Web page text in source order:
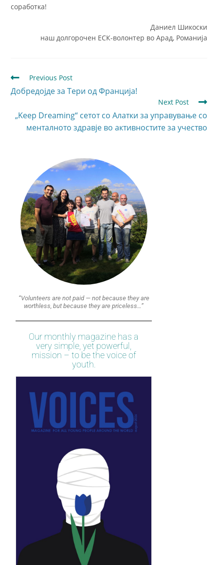
соработка!
Даниел Шикоски
наш долгорочен ЕСК-волонтер во Арад, Романија
Previous Post
Добредојде за Тери од Франција!
Next Post
„Keep Dreaming“ сетот со Алатки за управување со
менталното здравје во активностите за учество
“Volunteers are not paid — not because they are
worthless, but because they are priceless…”
Our monthly magazine has a
very simple, yet powerful,
mission – to be the voice of
youth.